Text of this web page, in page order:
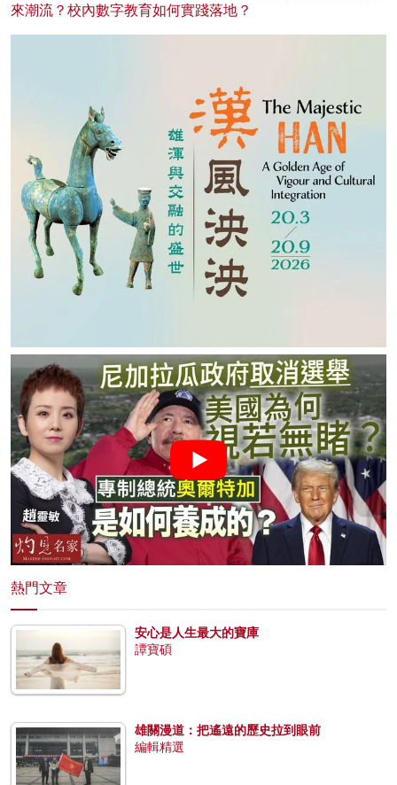
來潮流？校內數字教育如何實踐落地？
熱門文章
安心是人生最大的寶庫
譚寶碩
雄關漫道：把遙遠的歷史拉到眼前
編輯精選